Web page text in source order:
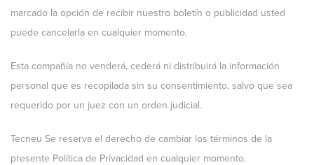
marcado la opción de recibir nuestro boletín o publicidad usted
puede cancelarla en cualquier momento.
Esta compañía no venderá, cederá ni distribuirá la información
personal que es recopilada sin su consentimiento, salvo que sea
requerido por un juez con un orden judicial.
Tecneu Se reserva el derecho de cambiar los términos de la
presente Política de Privacidad en cualquier momento.